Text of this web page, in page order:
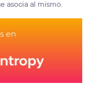
asocia al mismo.